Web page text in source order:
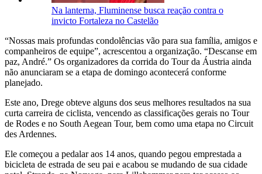
Na lanterna, Fluminense busca reação contra o
invicto Fortaleza no Castelão
“Nossas mais profundas condolências vão para sua família, amigos e
companheiros de equipe”, acrescentou a organização. “Descanse em
paz, André.” Os organizadores da corrida do Tour da Áustria ainda
não anunciaram se a etapa de domingo acontecerá conforme
planejado.
Este ano, Drege obteve alguns dos seus melhores resultados na sua
curta carreira de ciclista, vencendo as classificações gerais no Tour
de Rodes e no South Aegean Tour, bem como uma etapa no Circuit
des Ardennes.
Ele começou a pedalar aos 14 anos, quando pegou emprestada a
bicicleta de estrada de seu pai e acabou se mudando de sua cidade